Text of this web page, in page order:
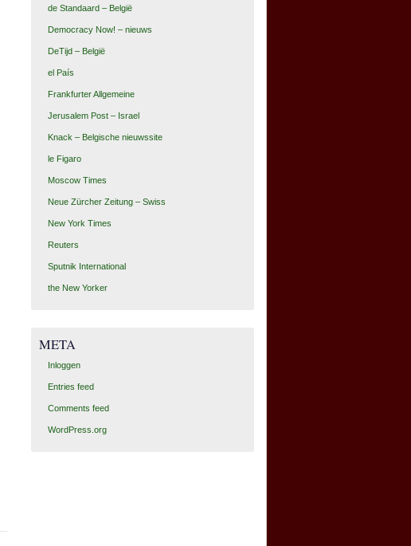
de Standaard – België
Democracy Now! – nieuws
DeTijd – België
el País
Frankfurter Allgemeine
Jerusalem Post – Israel
Knack – Belgische nieuwssite
le Figaro
Moscow Times
Neue Zürcher Zeitung – Swiss
New York Times
Reuters
Sputnik International
the New Yorker
META
Inloggen
Entries feed
Comments feed
WordPress.org